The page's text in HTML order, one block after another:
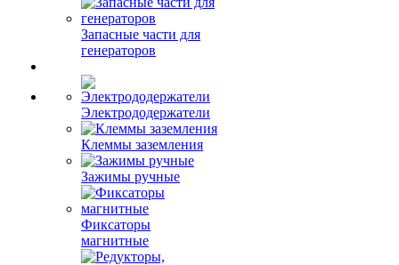
Запасные части для
генераторов
Электрододержатели
Клеммы заземления
Зажимы ручные
Фиксаторы
магнитные